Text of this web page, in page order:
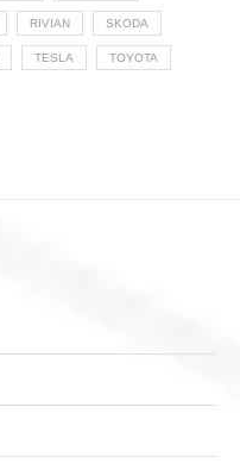
RIVIAN SKODA
TESLA TOYOTA